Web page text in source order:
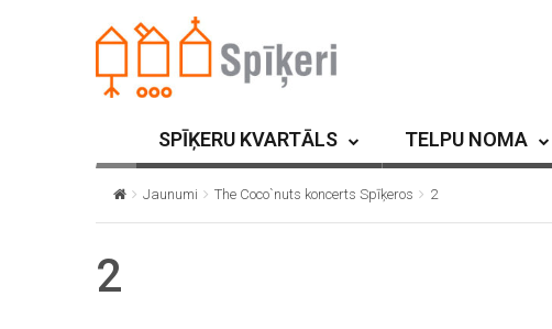
SPĪĶERU KVARTĀLS TELPU NOMA
Jaunumi The Coco`nuts koncerts Spīķeros 2
2